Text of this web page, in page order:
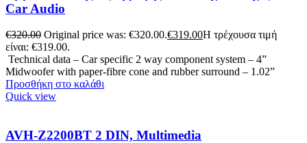
Car Audio
€320.00 Original price was: €320.00.€319.00Η τρέχουσα τιμή
είναι: €319.00.
Technical data – Car specific 2 way component system – 4”
Midwoofer with paper-fibre cone and rubber surround – 1.02”
Προσθήκη στο καλάθι
Quick view
AVH-Z2200BT 2 DIN, Multimedia